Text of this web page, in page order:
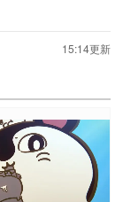
15:14更新